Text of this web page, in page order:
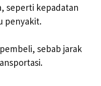
seperti kepadatan
penyakit.
sebab jarak